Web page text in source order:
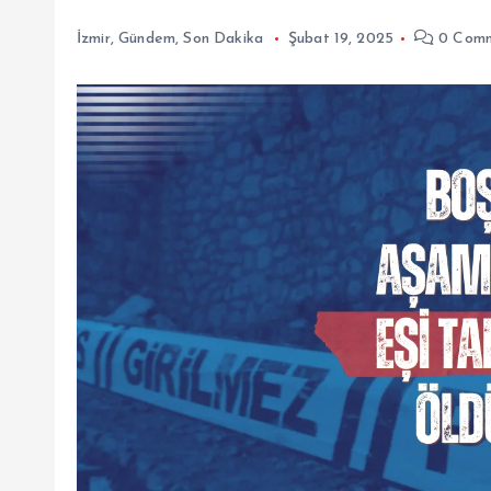
İzmir,Gündem,Son Dakika Şubat 19, 2025 0